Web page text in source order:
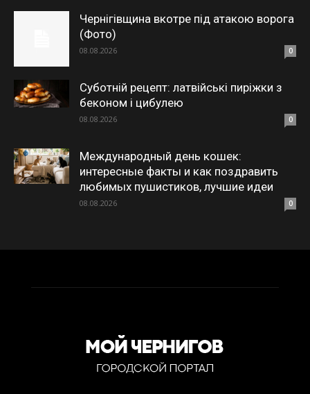
Чернігівщина вкотре під атакою ворога
(Фото)
08.08.2026 0
Суботній рецепт: латвійські пиріжки з
беконом і цибулею
08.08.2026 0
Международный день кошек:
интересные факты и как поздравить
любимых пушистиков, лучшие идеи
08.08.2026 0